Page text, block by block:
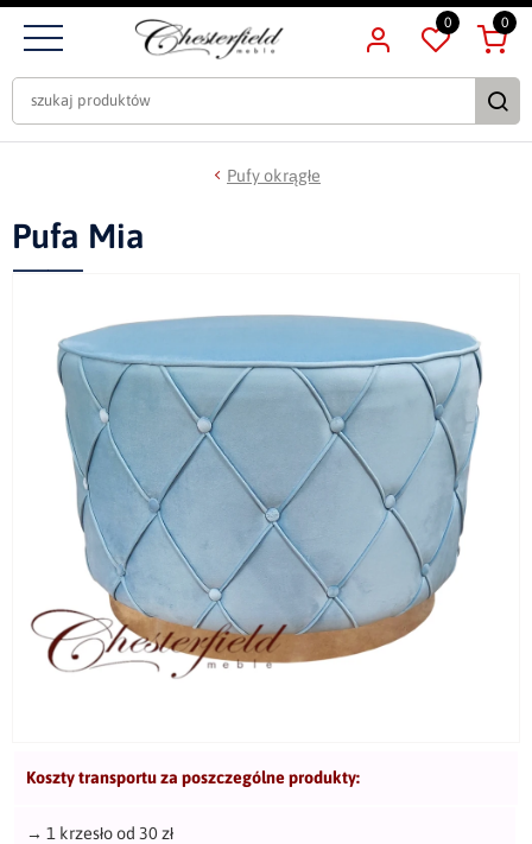
0 0
Pufy okrągłe
Pufa Mia
Koszty transportu za poszczególne produkty:
→ 1 krzesło od 30 zł